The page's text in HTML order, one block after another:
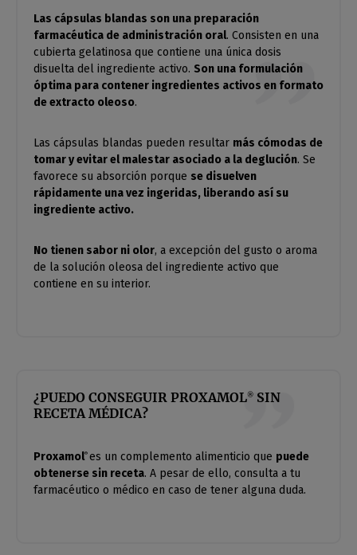
Las cápsulas blandas son una preparación
farmacéutica de administración oral. Consisten en una
cubierta gelatinosa que contiene una única dosis
disuelta del ingrediente activo. Son una formulación
óptima para contener ingredientes activos en formato
de extracto oleoso.
Las cápsulas blandas pueden resultar más cómodas de
tomar y evitar el malestar asociado a la deglución. Se
favorece su absorción porque se disuelven
rápidamente una vez ingeridas, liberando así su
ingrediente activo.
No tienen sabor ni olor, a excepción del gusto o aroma
de la solución oleosa del ingrediente activo que
contiene en su interior.
¿PUEDO CONSEGUIR PROXAMOL® SIN
RECETA MÉDICA?
Proxamol® es un complemento alimenticio que puede
obtenerse sin receta. A pesar de ello, consulta a tu
farmacéutico o médico en caso de tener alguna duda.